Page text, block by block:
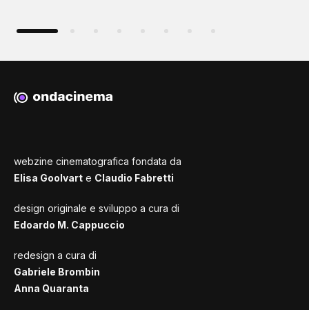
webzine cinematografica fondata da
Elisa Goolvart e Claudio Fabretti
design originale e sviluppo a cura di
Edoardo M. Cappuccio
redesign a cura di
Gabriele Brombin
Anna Quaranta